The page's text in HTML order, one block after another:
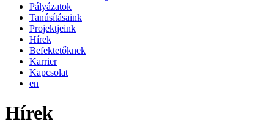
Pályázatok
Tanúsításaink
Projektjeink
Hírek
Befektetőknek
Karrier
Kapcsolat
en
Hírek